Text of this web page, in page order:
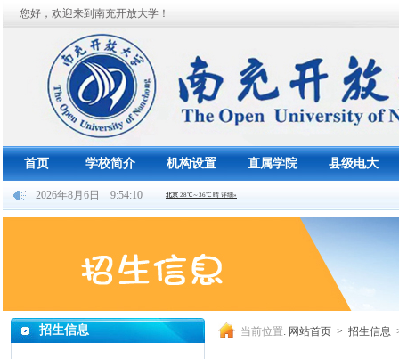
您好，欢迎来到南充开放大学！
首页 学校简介 机构设置 直属学院 县级电大
2026年8月6日 9:54:11
招生信息 当前位置: 网站首页 > 招生信息